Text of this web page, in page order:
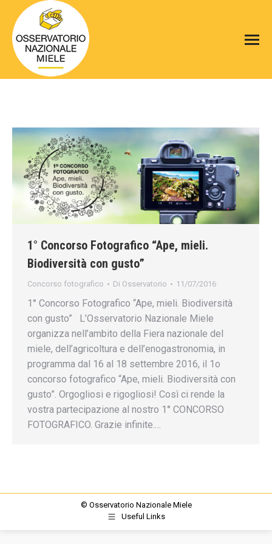
1° Concorso Fotografico “Ape, mieli.
Biodiversità con gusto”
Concorso fotografico Di Osservatorio 11/07/2016
1° Concorso Fotografico “Ape, mieli. Biodiversità
con gusto” L’Osservatorio Nazionale Miele
organizza nell’ambito della Fiera nazionale del
miele, dell’agricoltura e dell’enogastronomia, in
programma dal 16 al 18 settembre 2016, il 1o
concorso fotografico “Ape, mieli. Biodiversità con
gusto”. Orgogliosi e rigogliosi! Così ci rende la
vostra partecipazione al nostro 1° CONCORSO
FOTOGRAFICO. Grazie infinite.…
© Osservatorio Nazionale Miele
Useful Links